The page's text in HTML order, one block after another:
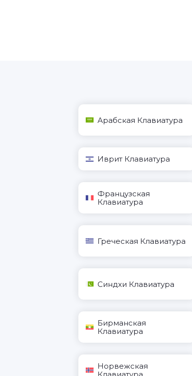
Арабская Клавиатура
Иврит Клавиатура
Французская
Клавиатура
Греческая Клавиатура
Синдхи Клавиатура
Бирманская
Клавиатура
Норвежская